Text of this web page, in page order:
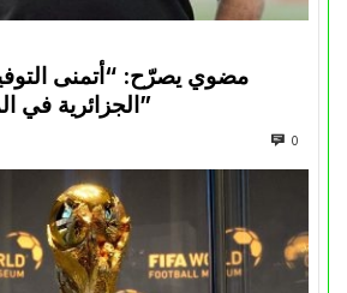
مضوي يصرّح: “أتمنى
الجزائرية في المسابقات القارية”
0